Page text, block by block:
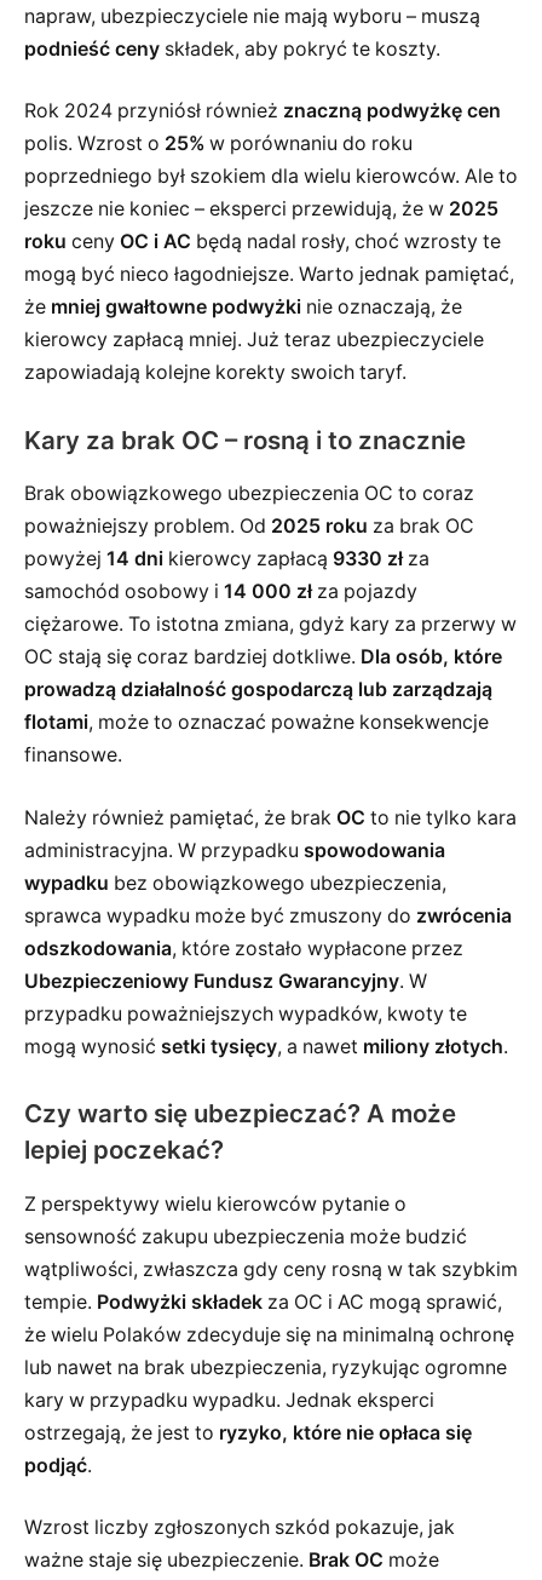
napraw, ubezpieczyciele nie mają wyboru – muszą
podnieść ceny składek, aby pokryć te koszty.
Rok 2024 przyniósł również znaczną podwyżkę cen
polis. Wzrost o 25% w porównaniu do roku
poprzedniego był szokiem dla wielu kierowców. Ale to
jeszcze nie koniec – eksperci przewidują, że w 2025
roku ceny OC i AC będą nadal rosły, choć wzrosty te
mogą być nieco łagodniejsze. Warto jednak pamiętać,
że mniej gwałtowne podwyżki nie oznaczają, że
kierowcy zapłacą mniej. Już teraz ubezpieczyciele
zapowiadają kolejne korekty swoich taryf.
Kary za brak OC – rosną i to znacznie
Brak obowiązkowego ubezpieczenia OC to coraz
poważniejszy problem. Od 2025 roku za brak OC
powyżej 14 dni kierowcy zapłacą 9330 złza
samochód osobowy i 14 000 złza pojazdy
ciężarowe. To istotna zmiana, gdyż kary za przerwy w
OC stają się coraz bardziej dotkliwe. Dla osób, które
prowadzą działalność gospodarczą lub zarządzają
flotami, może to oznaczać poważne konsekwencje
finansowe.
Należy również pamiętać, że brak OC to nie tylko kara
administracyjna. W przypadku spowodowania
wypadku bez obowiązkowego ubezpieczenia,
sprawca wypadku może być zmuszony do zwrócenia
odszkodowania, które zostało wypłacone przez
Ubezpieczeniowy Fundusz Gwarancyjny. W
przypadku poważniejszych wypadków, kwoty te
mogą wynosić setki tysięcy, a nawet miliony złotych.
Czy warto się ubezpieczać? A może
lepiej poczekać?
Z perspektywy wielu kierowców pytanie o
sensowność zakupu ubezpieczenia może budzić
wątpliwości, zwłaszcza gdy ceny rosną w tak szybkim
tempie. Podwyżki składek za OC i AC mogą sprawić,
że wielu Polaków zdecyduje się na minimalną ochronę
lub nawet na brak ubezpieczenia, ryzykując ogromne
kary w przypadku wypadku. Jednak eksperci
ostrzegają, że jest to ryzyko, które nie opłaca się
podjąć.
Wzrost liczby zgłoszonych szkód pokazuje, jak
ważne staje się ubezpieczenie. Brak OC może